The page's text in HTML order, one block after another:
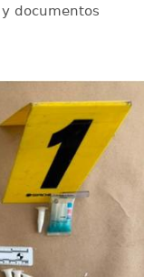
documentos